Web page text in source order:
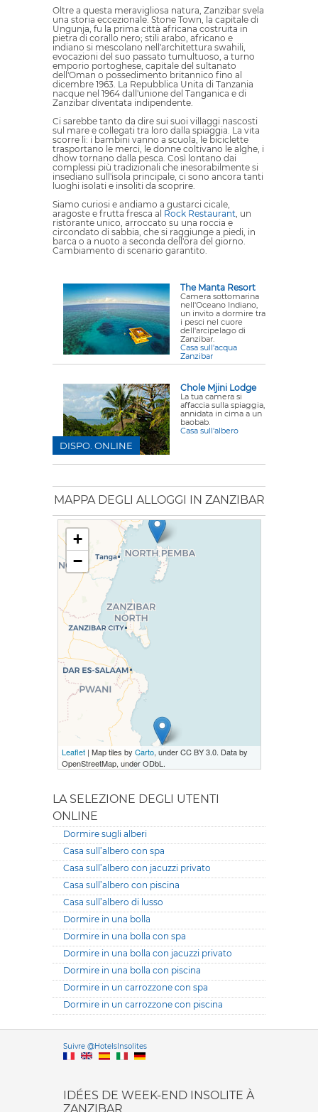
Oltre a questa meravigliosa natura, Zanzibar svela
una storia eccezionale. Stone Town, la capitale di
Ungunja, fu la prima città africana costruita in
pietra di corallo nero; stili arabo, africano e
indiano si mescolano nell'architettura swahili,
evocazioni del suo passato tumultuoso, a turno
emporio portoghese, capitale del sultanato
dell'Oman o possedimento britannico fino al
dicembre 1963. La Repubblica Unita di Tanzania
nacque nel 1964 dall'unione del Tanganica e di
Zanzibar diventata indipendente.
Ci sarebbe tanto da dire sui suoi villaggi nascosti
sul mare e collegati tra loro dalla spiaggia. La vita
scorre lì: i bambini vanno a scuola, le biciclette
trasportano le merci, le donne coltivano le alghe, i
dhow tornano dalla pesca. Così lontano dai
complessi più tradizionali che inesorabilmente si
insediano sull'isola principale, ci sono ancora tanti
luoghi isolati e insoliti da scoprire.
Siamo curiosi e andiamo a gustarci cicale,
aragoste e frutta fresca al Rock Restaurant, un
ristorante unico, arroccato su una roccia e
circondato di sabbia, che si raggiunge a piedi, in
barca o a nuoto a seconda dell'ora del giorno.
Cambiamento di scenario garantito.
The Manta Resort
Camera sottomarina
nell'Oceano Indiano,
un invito a dormire tra
i pesci nel cuore
dell'arcipelago di
Zanzibar.
Casa sull'acqua
Zanzibar
Chole Mjini Lodge
La tua camera si
affaccia sulla spiaggia,
annidata in cima a un
baobab.
Casa sull'albero
DISPO. ONLINE
MAPPA DEGLI ALLOGGI IN ZANZIBAR
+
−
Leaflet| Map tiles by Carto, under CC BY 3.0. Data by
OpenStreetMap, under ODbL.
LA SELEZIONE DEGLI UTENTI
ONLINE
Dormire sugli alberi
Casa sull’albero con spa
Casa sull’albero con jacuzzi privato
Casa sull’albero con piscina
Casa sull’albero di lusso
Dormire in una bolla
Dormire in una bolla con spa
Dormire in una bolla con jacuzzi privato
Dormire in una bolla con piscina
Dormire in un carrozzone con spa
Dormire in un carrozzone con piscina
Suivre @HotelsInsolitesVersione
IDÉES DE WEEK-END INSOLITE À
ZANZIBAR